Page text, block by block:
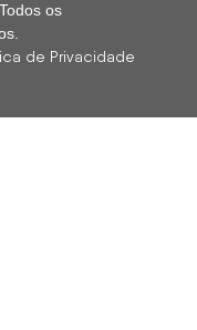
de Privacidade
os